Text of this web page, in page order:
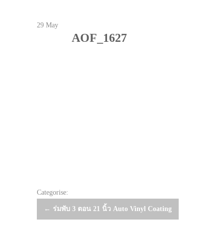
29 May
AOF_1627
Categorise:
Post
← ร่มพับ 3 ตอน 21 นิ้ว Auto Vinyl Coating